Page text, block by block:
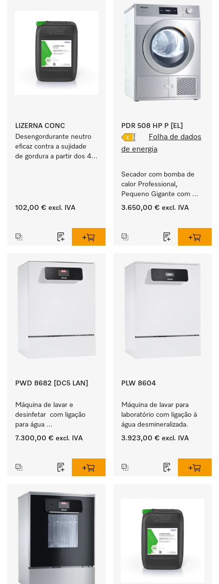
LIZERNA CONC
Desengordurante neutro
eficaz contra a sujidade
de gordura a partir dos 40
102,00 € excl. IVA
PDR 508 HP P [EL]
Folha de dados
de energia
Secador com bomba de
calor Professional,
Pequeno Gigante com
consumo de energia
carga de  8 kg.
3.650,00 € excl. IVA
PWD 8682 [DC5 LAN]
Máquina de lavar e
desinfetar  com ligação
para água
desmineralizada, dosagem
7.300,00 € excl. IVA
PLW 8604
Máquina de lavar para
laboratório com ligação à
água desmineralizada.
3.923,00 € excl. IVA